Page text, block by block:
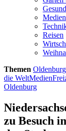
Medien
Reisen
Themen Oldenburg
die WeltMedien
Oldenburg
zu Besuch